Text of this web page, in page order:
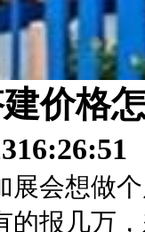
价格
16:26:51
展会想做
的报几万